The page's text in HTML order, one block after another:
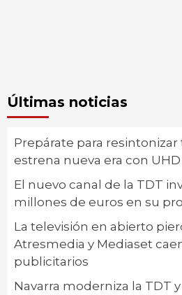
Últimas noticias
Prepárate para resintonizar
estrena nueva era con UHD
El nuevo canal de la TDT
millones de euros en su
La televisión en abierto
Atresmedia y Mediaset
publicitarios
Navarra moderniza la TDT